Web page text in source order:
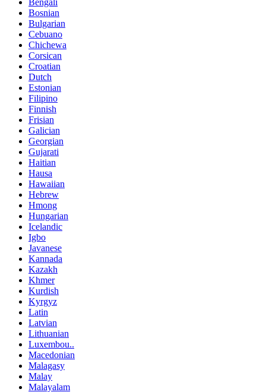
Bengali
Bosnian
Bulgarian
Cebuano
Chichewa
Corsican
Croatian
Dutch
Estonian
Filipino
Finnish
Frisian
Galician
Georgian
Gujarati
Haitian
Hausa
Hawaiian
Hebrew
Hmong
Hungarian
Icelandic
Igbo
Javanese
Kannada
Kazakh
Khmer
Kurdish
Kyrgyz
Latin
Latvian
Lithuanian
Luxembou..
Macedonian
Malagasy
Malay
Malayalam